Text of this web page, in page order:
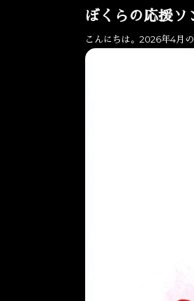
ぼくらの応援ソ
こんにちは。2026年4月